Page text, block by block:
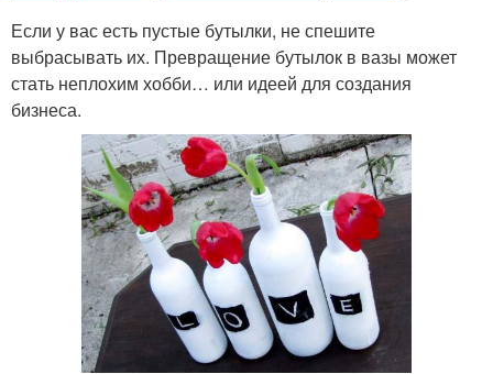
Если у вас есть пустые бутылки, не спешите
выбрасывать их. Превращение бутылок в вазы может
стать неплохим хобби… или идеей для создания
бизнеса.